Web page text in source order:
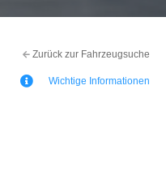
Zurück zur Fahrzeugsuche
Wichtige Informationen